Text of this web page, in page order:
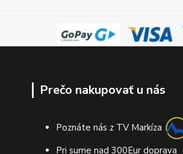
Prečo nakupovať u nás
Poznáte nás z TV Markíza
Pri sume nad 300Eur doprava